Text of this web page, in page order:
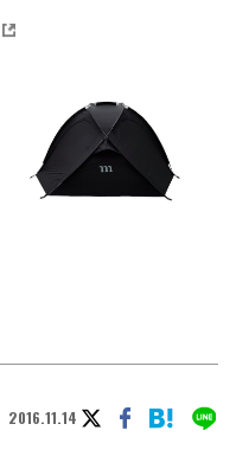
2016.11.14